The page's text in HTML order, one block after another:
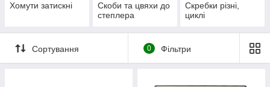
Хомути затискні
Скоби та цвяхи до
степлера
Скребки різні,
циклі
Сортування 0 Фільтри